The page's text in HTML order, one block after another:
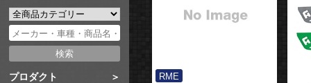
プロダクト